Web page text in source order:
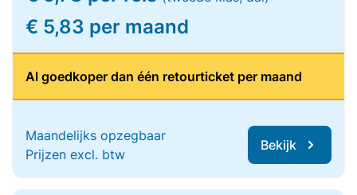
€ 5,83 per maand
Al goedkoper dan één retourticket per maand
Maandelijks opzegbaar
Prijzen excl. btw
Bekijk